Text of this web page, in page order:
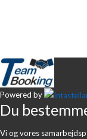
Powered by
Du
Vi og vores